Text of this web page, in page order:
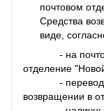
почтовом
Средства
виде,
- на
отделение
- переводом
возвращении в